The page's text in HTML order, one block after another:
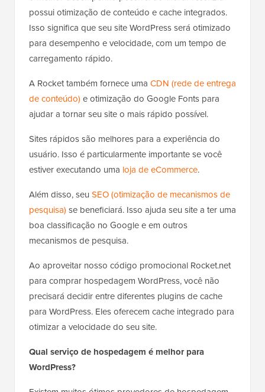
possui otimização de conteúdo e cache integrados.
Isso significa que seu site WordPress será otimizado
para desempenho e velocidade, com um tempo de
carregamento rápido.
A Rocket também fornece uma CDN (rede de entrega
de conteúdo) e otimização do Google Fonts para
ajudar a tornar seu site o mais rápido possível.
Sites rápidos são melhores para a experiência do
usuário. Isso é particularmente importante se você
estiver executando uma loja de eCommerce.
Além disso, seu SEO (otimização de mecanismos de
pesquisa) se beneficiará. Isso ajuda seu site a ter uma
boa classificação no Google e em outros
mecanismos de pesquisa.
Ao aproveitar nosso código promocional Rocket.net
para comprar hospedagem WordPress, você não
precisará decidir entre diferentes plugins de cache
para WordPress. Eles oferecem cache integrado para
otimizar a velocidade do seu site.
Qual serviço de hospedagem é melhor para
WordPress?